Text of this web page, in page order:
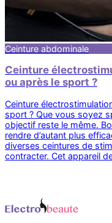
Ceinture abdominale
Ceinture
ou après le sport ?
Ceinture
sport ? Que vous soyez
objectif reste le même.
rendre d’autant plus
diverses ceintures de
contracter. Cet appareil